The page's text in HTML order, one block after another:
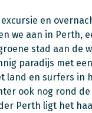
en
we aan in Perth,
stad aan de
paradijs met
land en surfers in
ook nog rond
Perth ligt het